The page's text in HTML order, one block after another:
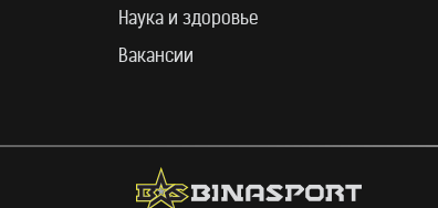
Наука и здоровье
Вакансии